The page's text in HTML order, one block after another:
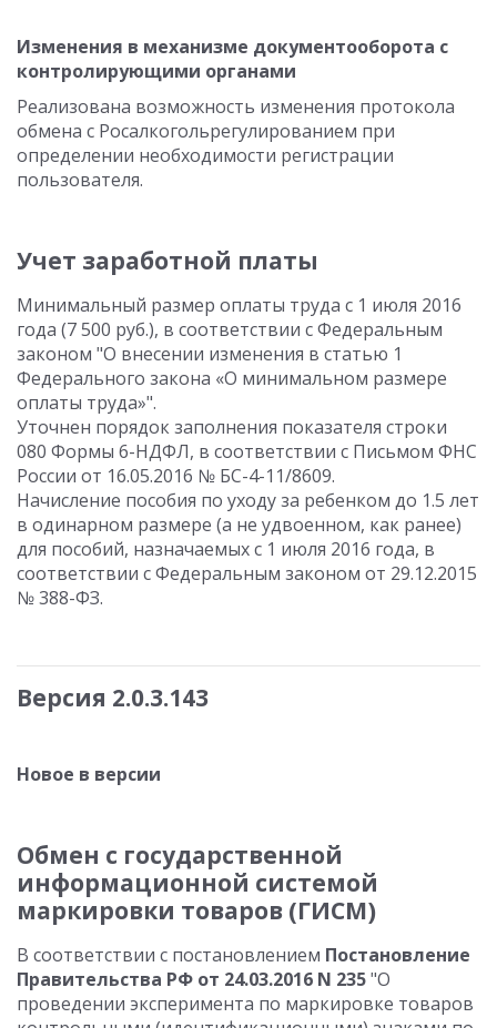
Изменения в механизме документооборота с
контролирующими органами
Реализована возможность изменения протокола
обмена с Росалкогольрегулированием при
определении необходимости регистрации
пользователя.
Учет заработной платы
Минимальный размер оплаты труда с 1 июля 2016
года (7 500 руб.), в соответствии с Федеральным
законом "О внесении изменения в статью 1
Федерального закона «О минимальном размере
оплаты труда»".
Уточнен порядок заполнения показателя строки
080 Формы 6-НДФЛ, в соответствии с Письмом ФНС
России от 16.05.2016 № БС-4-11/8609.
Начисление пособия по уходу за ребенком до 1.5 лет
в одинарном размере (а не удвоенном, как ранее)
для пособий, назначаемых с 1 июля 2016 года, в
соответствии с Федеральным законом от 29.12.2015
№ 388-ФЗ.
Версия 2.0.3.143
Новое в версии
Обмен с государственной
информационной системой
маркировки товаров (ГИСМ)
В соответствии с постановлением Постановление
Правительства РФ от 24.03.2016 N 235"О
проведении эксперимента по маркировке товаров